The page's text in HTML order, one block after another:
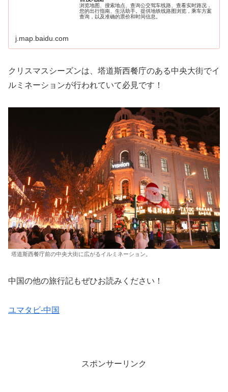
浏览地图、搜索地点、查询公交驾车线路、查看实时路况，
您的出行指南、生活助手。提供地铁线路图浏览，乘车方案
查询，以及准确的票价和时间信息。
j.map.baidu.com
クリスマスシーズンは、塔道斯西餐庁のある中央大街でイ
ルミネーションが行われていて必見です！
塔道斯西餐庁前の中央大街に広がるイルミネーション。
中国の他の旅行記もぜひお読みください！
ユマタビ-中国
スポンサーリンク